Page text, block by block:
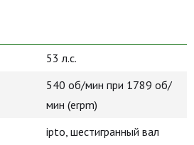
53 л.с.
540 об/мин при 1789 об/
мин (erpm)
ipto, шестигранный вал